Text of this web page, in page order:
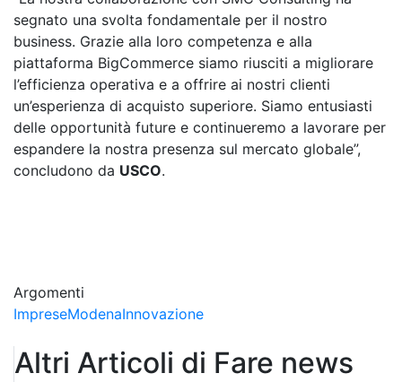
segnato una svolta fondamentale per il nostro
business. Grazie alla loro competenza e alla
piattaforma BigCommerce siamo riusciti a migliorare
l’efficienza operativa e a offrire ai nostri clienti
un’esperienza di acquisto superiore. Siamo entusiasti
delle opportunità future e continueremo a lavorare per
espandere la nostra presenza sul mercato globale”,
concludono da USCO.
Argomenti
ImpreseModenaInnovazione
Altri Articoli di Fare news